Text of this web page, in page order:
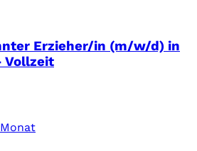
Erzieher/in (m/w/d) in
Vollzeit